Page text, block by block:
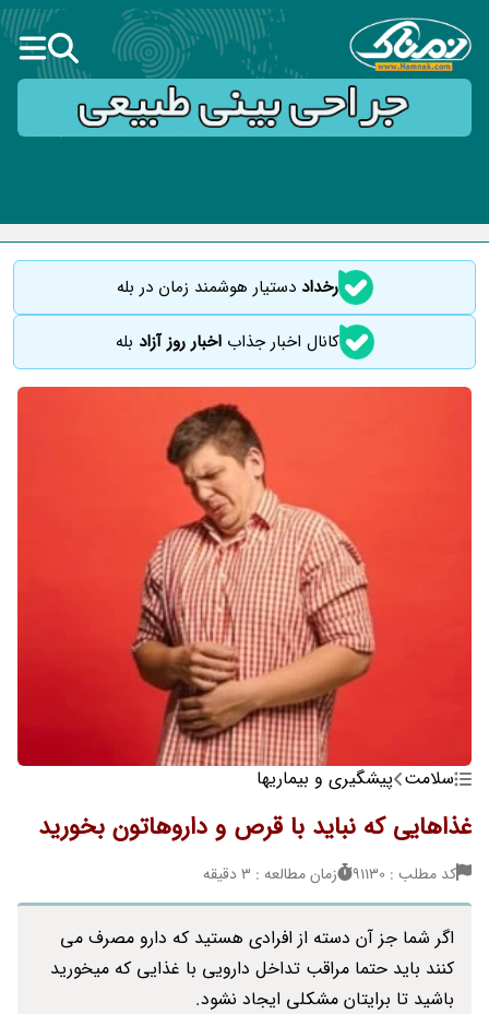
رخداددستیار هوشمند زمان در بله
کانال اخبار جذاباخبار روز آزاد بله
سلامت پیشگیری و بیماریها
غذاهایی که نباید با قرص و داروهاتون بخورید
کد مطلب : 91130 زمان مطالعه : 3 دقیقه
اگر شما جز آن دسته از افرادی هستید که دارو مصرف می
کنند باید حتما مراقب تداخل دارویی با غذایی که میخورید
باشید تا برایتان مشکلی ایجاد نشود.